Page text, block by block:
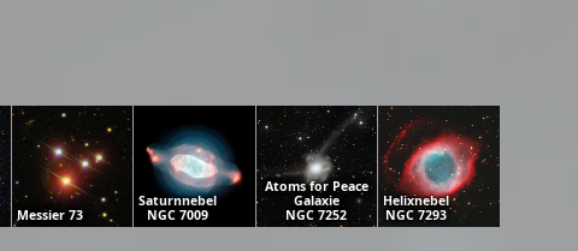
Messier 73
Saturnnebel
NGC 7009
Atoms for Peace
Galaxie
NGC 7252
Helixnebel
NGC 7293